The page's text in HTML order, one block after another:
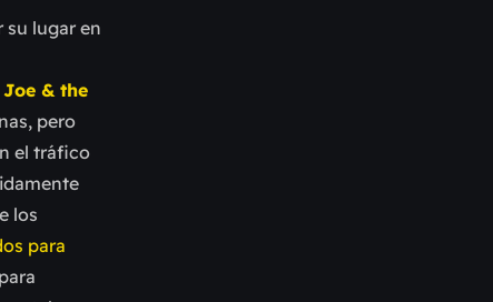
su lugar en
& the
pero
el tráfico
los
para